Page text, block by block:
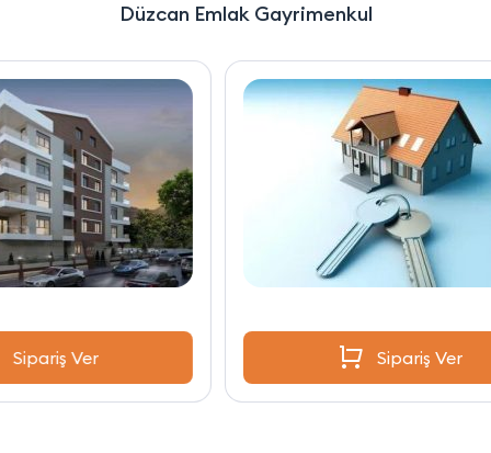
Düzcan Emlak Gayrimenkul